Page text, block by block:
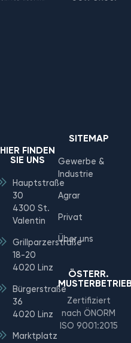
HIER FINDEN
SIE UNS
Hauptstraße
30
4300 St.
Valentin
Grillparzerstraße
18-20
4020 Linz
Bürgerstraße
36
4020 Linz
Marktplatz
SITEMAP
Gewerbe &
Industrie
Agrar
Privat
Über uns
ÖSTERR.
Zertifiziert
nach ÖNORM
ISO 9001:2015